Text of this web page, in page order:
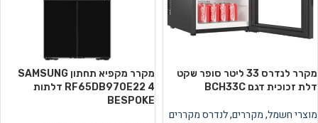
מקרר לנדרס ‏33 ‏ליטר סופר שקט
דלת זכוכית דגם BCH33C
מוצרי חשמל,מקררים,לנדרס מקררים
מקרר מקפיא תחתון SAMSUNG
RF65DB970E22 4 דלתות
BESPOKE